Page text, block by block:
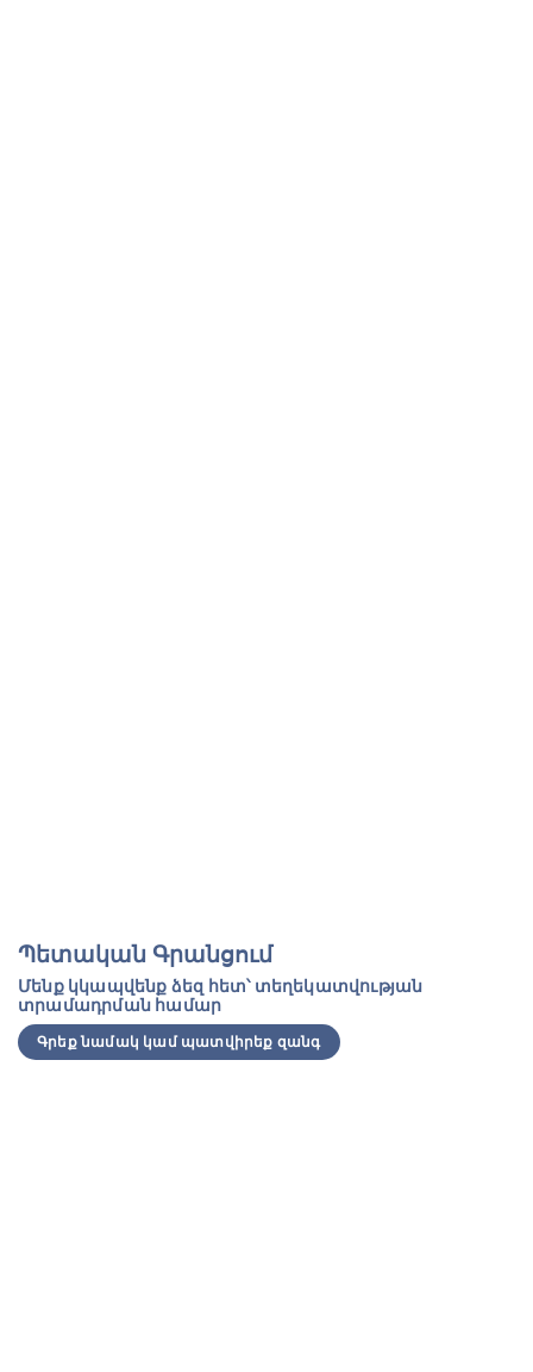
Պետական Գրանցում
Մենք կկապվենք ձեզ հետ՝ տեղեկատվության
տրամադրման համար
Գրեք նամակ կամ պատվիրեք զանգ